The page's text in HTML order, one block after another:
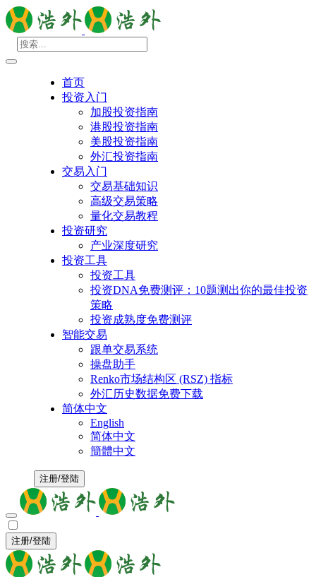
首页
投资入门
加股投资指南
港股投资指南
美股投资指南
外汇投资指南
交易入门
交易基础知识
高级交易策略
量化交易教程
投资研究
产业深度研究
投资工具
投资工具
投资DNA免费测评：10题测出你的最佳投资
策略
投资成熟度免费测评
智能交易
跟单交易系统
操盘助手
Renko市场结构区 (RSZ) 指标
外汇历史数据免费下载
简体中文
English
简体中文
簡體中文
注册/登陆
注册/登陆